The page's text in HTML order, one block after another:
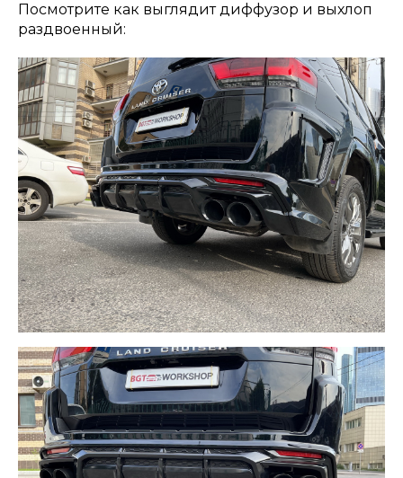
Посмотрите как выглядит диффузор и выхлоп
раздвоенный: